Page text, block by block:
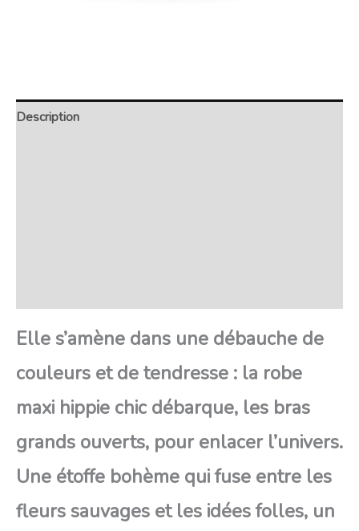
Description
Elle s’amène dans une débauche de
couleurs et de tendresse : la robe
maxi hippie chic débarque, les bras
grands ouverts, pour enlacer l’univers.
Une étoffe bohème qui fuse entre les
fleurs sauvages et les idées folles, un